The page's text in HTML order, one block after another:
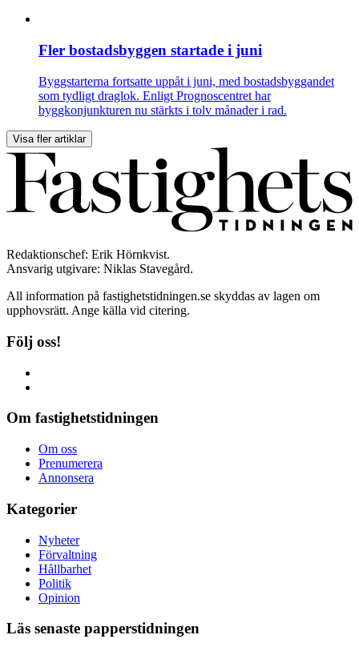
Fler bostadsbyggen startade i juni
Byggstarterna fortsatte uppåt i juni, med bostadsbyggandet
som tydligt draglok. Enligt Prognoscentret har
byggkonjunkturen nu stärkts i tolv månader i rad.
Visa fler artiklar
Redaktionschef: Erik Hörnkvist.
Ansvarig utgivare: Niklas Stavegård.
All information på fastighetstidningen.se skyddas av lagen om
upphovsrätt. Ange källa vid citering.
Följ oss!
Om fastighetstidningen
Om oss
Prenumerera
Annonsera
Kategorier
Nyheter
Förvaltning
Hållbarhet
Politik
Opinion
Läs senaste papperstidningen